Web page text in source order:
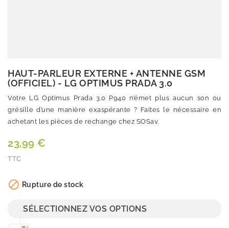
HAUT-PARLEUR EXTERNE + ANTENNE GSM
(OFFICIEL) - LG OPTIMUS PRADA 3.0
Votre LG Optimus Prada 3.0 P940 n’émet plus aucun son ou
grésille d’une manière exaspérante ? Faites le nécessaire en
achetant les pièces de rechange chez SOSav.
23,99 €
TTC
 Rupture de stock
SÉLECTIONNEZ VOS OPTIONS